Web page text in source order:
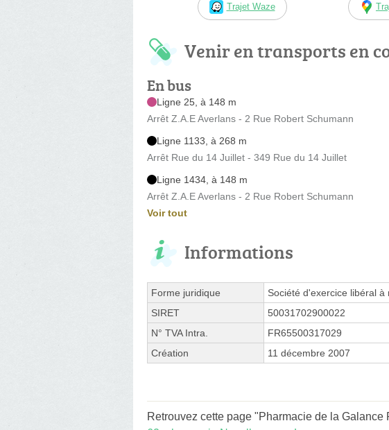
Trajet Waze
Venir en transports en
En bus
Ligne 25, à 148 m
Arrêt Z.A.E Averlans - 2 Rue Robert Schumann
Ligne 1133, à 268 m
Arrêt Rue du 14 Juillet - 349 Rue du 14 Juillet
Ligne 1434, à 148 m
Arrêt Z.A.E Averlans - 2 Rue Robert Schumann
Voir tout
Informations
Forme juridique
Société d'exercice libéral à
SIRET
50031702900022
N° TVA Intra.
FR65500317029
Création
11 décembre 2007
Retrouvez cette page "Pharmacie de la